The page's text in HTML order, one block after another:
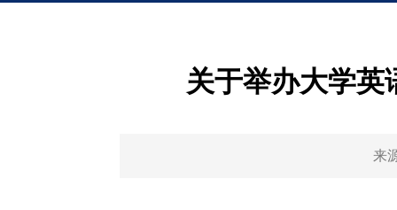
关于举办大学英
来